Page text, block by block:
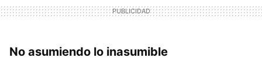
No asumiendo lo inasumible